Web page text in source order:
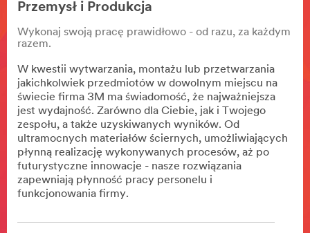
Przemysł i Produkcja
Wykonaj swoją pracę prawidłowo - od razu, za każdym
razem.
W kwestii wytwarzania, montażu lub przetwarzania
jakichkolwiek przedmiotów w dowolnym miejscu na
świecie firma 3M ma świadomość, że najważniejsza
jest wydajność. Zarówno dla Ciebie, jak i Twojego
zespołu, a także uzyskiwanych wyników. Od
ultramocnych materiałów ściernych, umożliwiających
płynną realizację wykonywanych procesów, aż po
futurystyczne innowacje - nasze rozwiązania
zapewniają płynność pracy personelu i
funkcjonowania firmy.